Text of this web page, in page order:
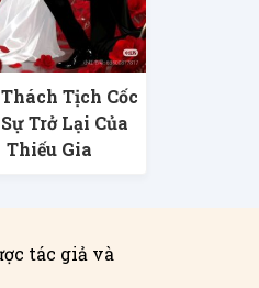
Tịch Cốc
Trở Lại Của
Thiếu Gia
tác giả và